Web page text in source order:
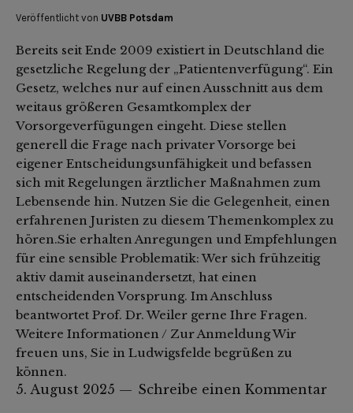
Veröffentlicht von UVBB Potsdam
Bereits seit Ende 2009 existiert in Deutschland die
gesetzliche Regelung der „Patientenverfügung“. Ein
Gesetz, welches nur auf einen Ausschnitt aus dem
weitaus größeren Gesamtkomplex der
Vorsorgeverfügungen eingeht. Diese stellen
generell die Frage nach privater Vorsorge bei
eigener Entscheidungsunfähigkeit und befassen
sich mit Regelungen ärztlicher Maßnahmen zum
Lebensende hin. Nutzen Sie die Gelegenheit, einen
erfahrenen Juristen zu diesem Themenkomplex zu
hören.Sie erhalten Anregungen und Empfehlungen
für eine sensible Problematik: Wer sich frühzeitig
aktiv damit auseinandersetzt, hat einen
entscheidenden Vorsprung. Im Anschluss
beantwortet Prof. Dr. Weiler gerne Ihre Fragen.
Weitere Informationen / Zur Anmeldung Wir
freuen uns, Sie in Ludwigsfelde begrüßen zu
können.
5. August 2025 Schreibe einen Kommentar